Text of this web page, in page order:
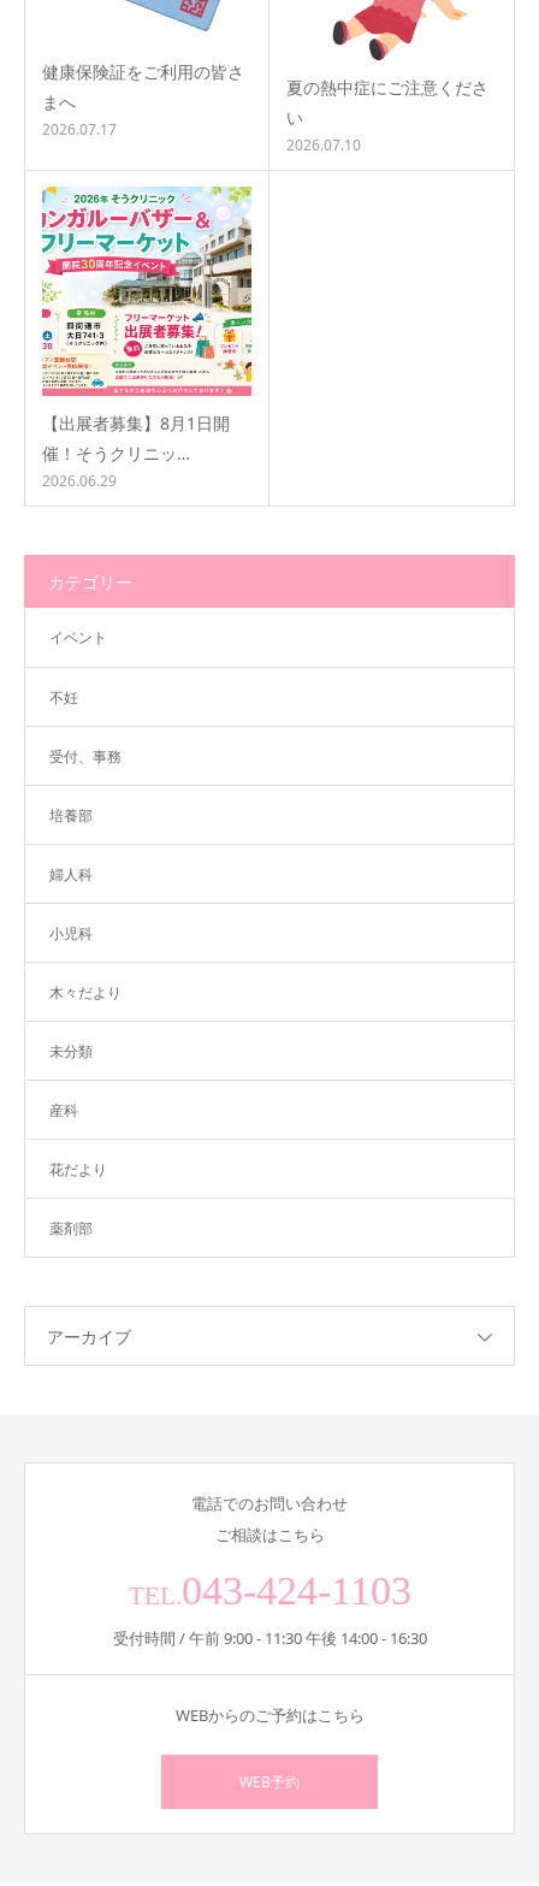
健康保険証をご利用の皆さ
まへ
2026.07.17
夏の熱中症にご注意くださ
い
2026.07.10
【出展者募集】8月1日開
催！そうクリニッ…
2026.06.29
カテゴリー
イベント
不妊
受付、事務
培養部
婦人科
小児科
木々だより
未分類
産科
花だより
薬剤部
アーカイブ
電話でのお問い合わせ
ご相談はこちら
TEL.043-424-1103
受付時間 / 午前 9:00 - 11:30 午後 14:00 - 16:30
WEBからのご予約はこちら
WEB予約